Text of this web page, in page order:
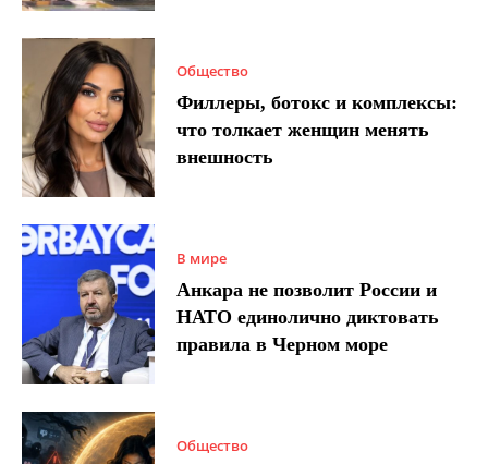
Общество
Филлеры, ботокс и комплексы:
что толкает женщин менять
внешность
В мире
Анкара не позволит России и
НАТО единолично диктовать
правила в Черном море
Общество